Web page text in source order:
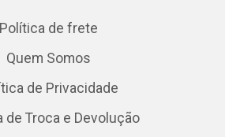
Política de frete
Quem Somos
de Privacidade
de Troca e Devolução